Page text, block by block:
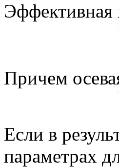
Эффективная
Причем
Если в
параметрах